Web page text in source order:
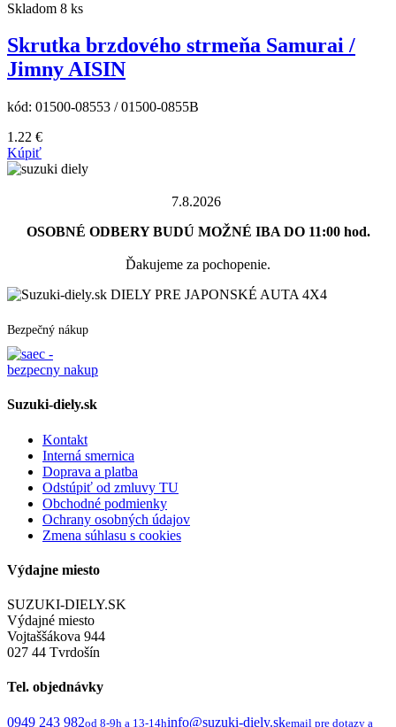
Skladom 8 ks
Skrutka brzdového strmeňa Samurai /
Jimny AISIN
kód: 01500-08553 / 01500-0855B
1.22 €
Kúpiť
7.8.2026
OSOBNÉ ODBERY BUDÚ MOŽNÉ IBA DO 11:00 hod.
Ďakujeme za pochopenie.
DIELY PRE JAPONSKÉ AUTA 4X4
Bezpečný nákup
Suzuki-diely.sk
Kontakt
Interná smernica
Doprava a platba
Odstúpiť od zmluvy TU
Obchodné podmienky
Ochrany osobných údajov
Zmena súhlasu s cookies
Výdajne miesto
SUZUKI-DIELY.SK
Výdajné miesto
Vojtaššákova 944
027 44 Tvrdošín
Tel. objednávky
0949 243 982od 8-9h a 13-14hinfo@suzuki-diely.skemail pre dotazy a